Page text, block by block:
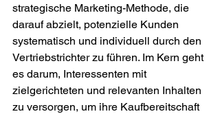
strategische Marketing-Methode, die
darauf abzielt, potenzielle Kunden
systematisch und individuell durch den
Vertriebstrichter zu führen. Im Kern geht
es darum, Interessenten mit
zielgerichteten und relevanten Inhalten
zu versorgen, um ihre Kaufbereitschaft